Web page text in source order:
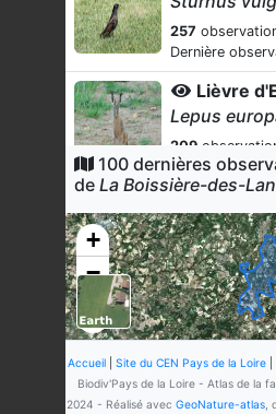
257
Dernière
Lièvre
Lepus
209
Dernière
Fringilla
165
Dernière
Capreolus
1758)
145
100 dernières
de La Boissière-des-
+
−
Accueil Site du CEN Pays de la Loire
Biodiv'Pays de la Loire - Atlas de la
2024 - Réalisé avec GeoNature-atlas,